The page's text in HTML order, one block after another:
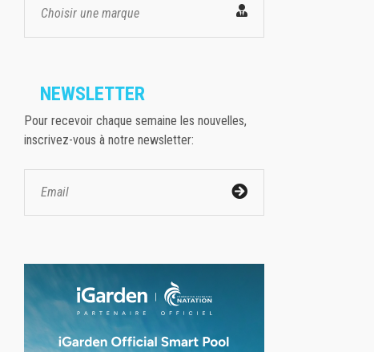
Choisir une marque
NEWSLETTER
Pour recevoir chaque semaine les nouvelles,
inscrivez-vous à notre newsletter: